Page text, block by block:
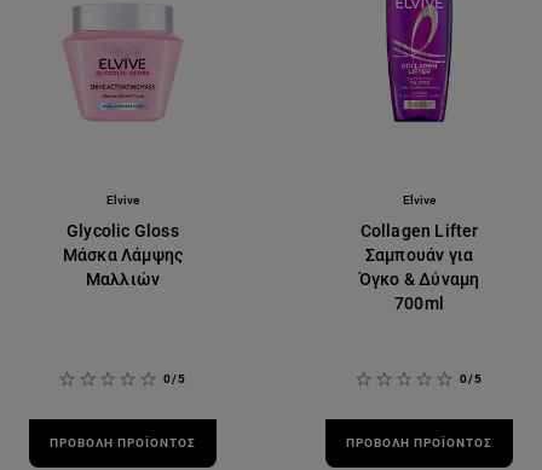
Elvive
Glycolic Gloss
Μάσκα Λάμψης
Μαλλιών
0/5
ΠΡΟΒΟΛΉ ΠΡΟΪΌΝΤΟΣ
Elvive
Collagen Lifter
Σαμπουάν για
Όγκο & Δύναμη
700ml
0/5
ΠΡΟΒΟΛΉ ΠΡΟΪΌΝΤΟΣ